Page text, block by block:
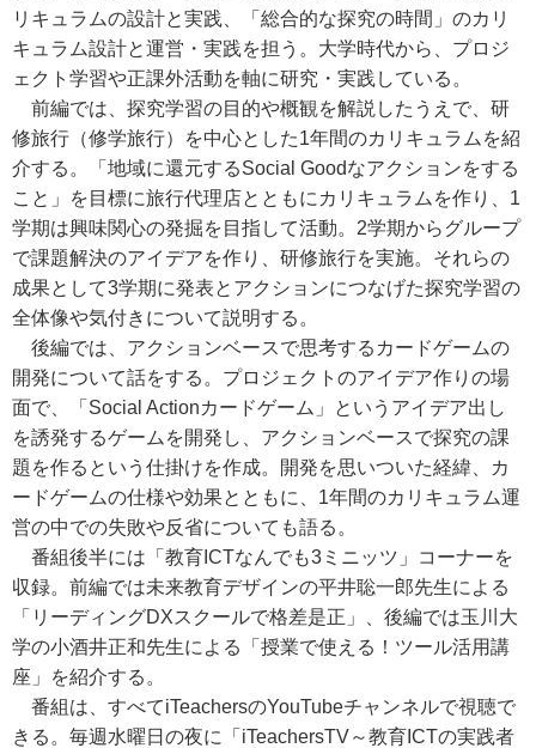
リキュラムの設計と実践、「総合的な探究の時間」のカリ
キュラム設計と運営・実践を担う。大学時代から、プロジ
ェクト学習や正課外活動を軸に研究・実践している。
前編では、探究学習の目的や概観を解説したうえで、研
修旅行（修学旅行）を中心とした1年間のカリキュラムを紹
介する。「地域に還元するSocial Goodなアクションをする
こと」を目標に旅行代理店とともにカリキュラムを作り、1
学期は興味関心の発掘を目指して活動。2学期からグループ
で課題解決のアイデアを作り、研修旅行を実施。それらの
成果として3学期に発表とアクションにつなげた探究学習の
全体像や気付きについて説明する。
後編では、アクションベースで思考するカードゲームの
開発について話をする。プロジェクトのアイデア作りの場
面で、「Social Actionカードゲーム」というアイデア出し
を誘発するゲームを開発し、アクションベースで探究の課
題を作るという仕掛けを作成。開発を思いついた経緯、カ
ードゲームの仕様や効果とともに、1年間のカリキュラム運
営の中での失敗や反省についても語る。
番組後半には「教育ICTなんでも3ミニッツ」コーナーを
収録。前編では未来教育デザインの平井聡一郎先生による
「リーディングDXスクールで格差是正」、後編では玉川大
学の小酒井正和先生による「授業で使える！ツール活用講
座」を紹介する。
番組は、すべてiTeachersのYouTubeチャンネルで視聴で
きる。毎週水曜日の夜に「iTeachersTV～教育ICTの実践者